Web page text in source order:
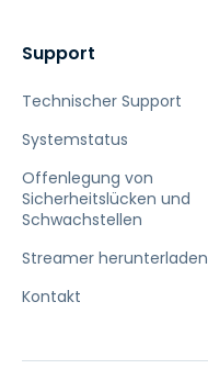
Support
Technischer Support
Systemstatus
Offenlegung von
Sicherheitslücken und
Schwachstellen
Streamer herunterladen
Kontakt